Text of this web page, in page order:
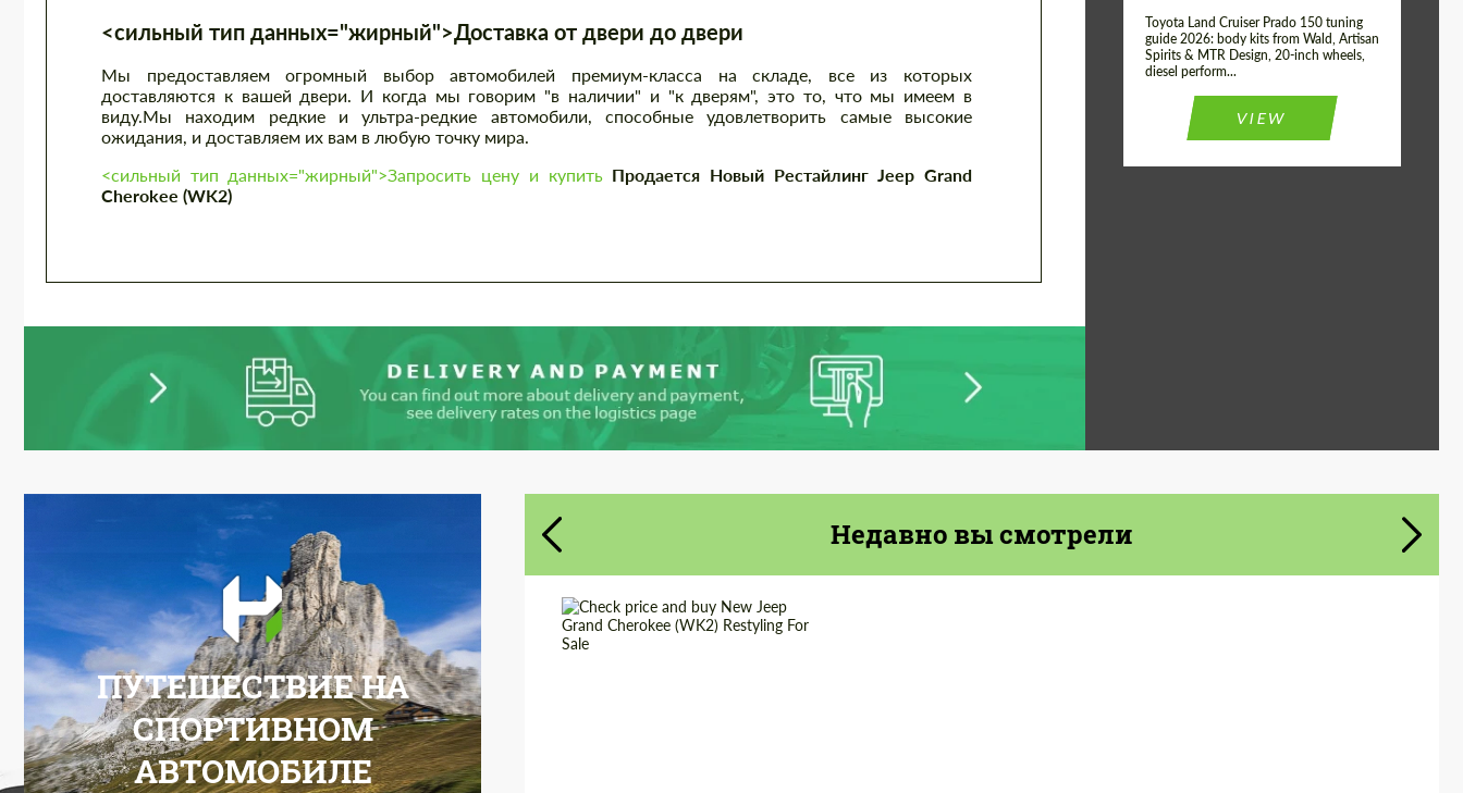
<сильный тип данных="жирный">Доставка от двери до двери
Мы предоставляем огромный выбор автомобилей премиум-класса на складе, все из которых
доставляются к вашей двери. И когда мы говорим "в наличии" и "к дверям", это то, что мы имеем в
виду.Мы находим редкие и ультра-редкие автомобили, способные удовлетворить самые высокие
ожидания, и доставляем их вам в любую точку мира.
<сильный тип данных="жирный">Запросить цену и купитьПродается Новый Рестайлинг Jeep Grand
Cherokee (WK2)
Toyota Land Cruiser Prado 150 tuning
guide 2026: body kits from Wald, Artisan
Spirits & MTR Design, 20-inch wheels,
diesel perform...
VIEW
ПУТЕШЕСТВИЕ НА
СПОРТИВНОМ
АВТОМОБИЛЕ
Недавно вы смотрели
Please use this form to fill in some basic
information for your price request. We will
contact you within 1 business day with our
Cогласиться на обработку
персональных данных
СВЯЖИТЕСЬ СО МНОЙ
Please use this form to fill in some basic
information for your price request. We will
персональных данных
СВЯЖИТЕСЬ СО МНОЙ